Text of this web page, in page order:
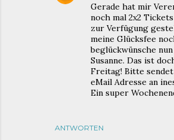
ANTWORTEN
Gerade hat mir
noch mal 2x2
zur Verfügung
meine Glücksfee
beglückwünsche
Susanne. Das ist
Freitag! Bitte
eMail Adresse an
Ein super